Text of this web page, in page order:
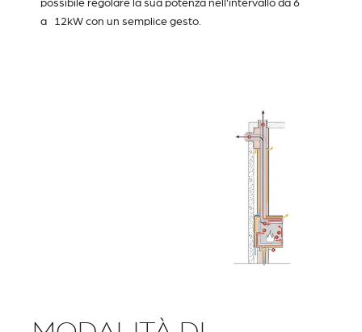
possibile regolare la sua potenza nell'intervallo da 6
a 12kW con un semplice gesto.